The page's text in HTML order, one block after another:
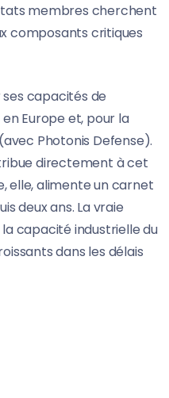
membres cherchent
composants critiques
capacités de
en Europe et, pour la
Photonis Defense).
directement à cet
elle, alimente un carnet
deux ans. La vraie
capacité industrielle du
dans les délais